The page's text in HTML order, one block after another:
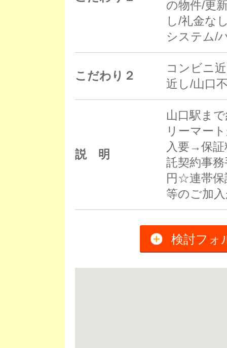
の物件/更
し/礼金な
システム/
こだわり２
コンビニ
近し/山口
説 明
山口駅ま
リーマー
入要→保証
託契約事
円☆連帯保
等のご加
検討フォ